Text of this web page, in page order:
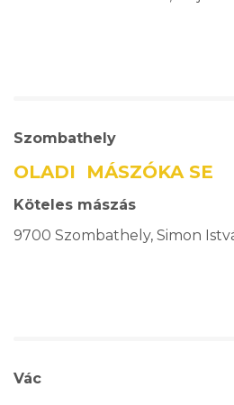
Szombathely
OLADI MÁSZÓKA SE
Köteles mászás
9700 Szombathely, Simon
Vác